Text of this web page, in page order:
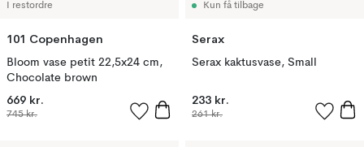
I restordre
101 Copenhagen
Bloom vase petit 22,5x24 cm,
Chocolate brown
669 kr.
745 kr.
Kun få tilbage
Serax
Serax kaktusvase, Small
233 kr.
261 kr.